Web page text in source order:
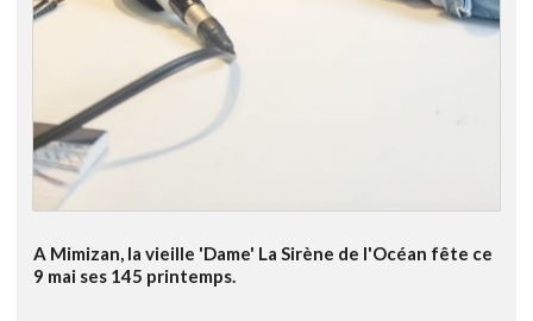
A Mimizan, la vieille 'Dame' La Sirène de l'Océan fête ce
9 mai ses 145 printemps.